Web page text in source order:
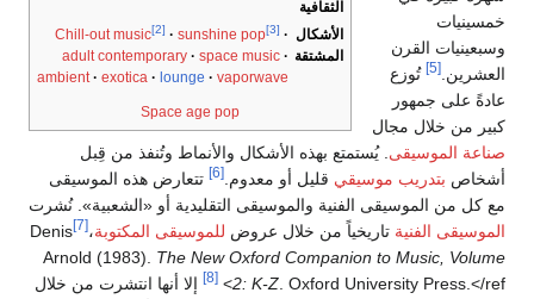
الثقافية
الأشكال
المشتقة
Chill-out music [2] sunshine pop [3]
adult contemporary
space music
ambient
exotica lounge vaporwave
Space age pop
خمسينيات
وسبعينيات القرن
العشرين. [5]
تُوزع
عادةً على جمهور
كبير من خلال مجال
صناعة الموسيقى . يُستمتع بهذه الأشكال والأنماط وتُنفذ من قِبل
أشخاص بتدريب موسيقي قليل أو معدوم. [6]
تتعارض هذه الموسيقى
مع كل من الموسيقى الفنية والموسيقى التقليدية أو «الشعبية». نُشرت
الموسيقى الفنية تاريخياً من خلال عروض للموسيقى المكتوبة،[7]
Denis
Arnold (1983). The New Oxford Companion to Music, Volume
2: K-Z . Oxford University Press. </ref>
[8]
إلا أنها انتشرت من خلال